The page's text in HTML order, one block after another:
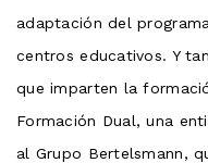
adaptación del
centros educativos. Y
que imparten la
Formación Dual, una
al Grupo Bertelsmann,